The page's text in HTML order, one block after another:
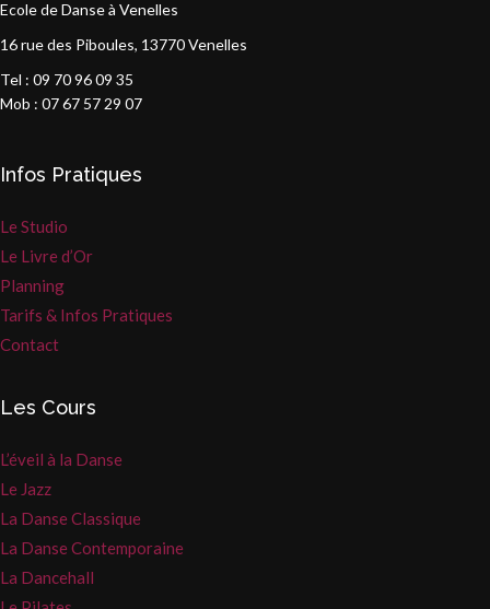
Ecole de Danse à Venelles
16 rue des Piboules, 13770 Venelles
Tel : 09 70 96 09 35
Mob : 07 67 57 29 07
Infos Pratiques
Le Studio
Le Livre d’Or
Planning
Tarifs & Infos Pratiques
Contact
Les Cours
L’éveil à la Danse
Le Jazz
La Danse Classique
La Danse Contemporaine
La Dancehall